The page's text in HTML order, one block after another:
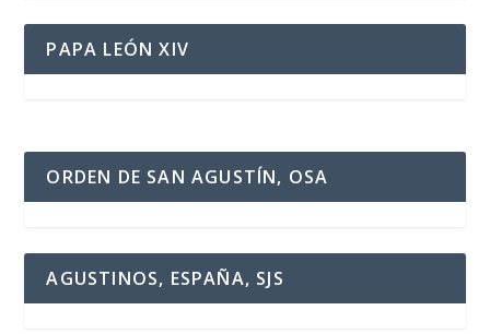
PAPA LEÓN XIV
ORDEN DE SAN AGUSTÍN, OSA
AGUSTINOS, ESPAÑA, SJS